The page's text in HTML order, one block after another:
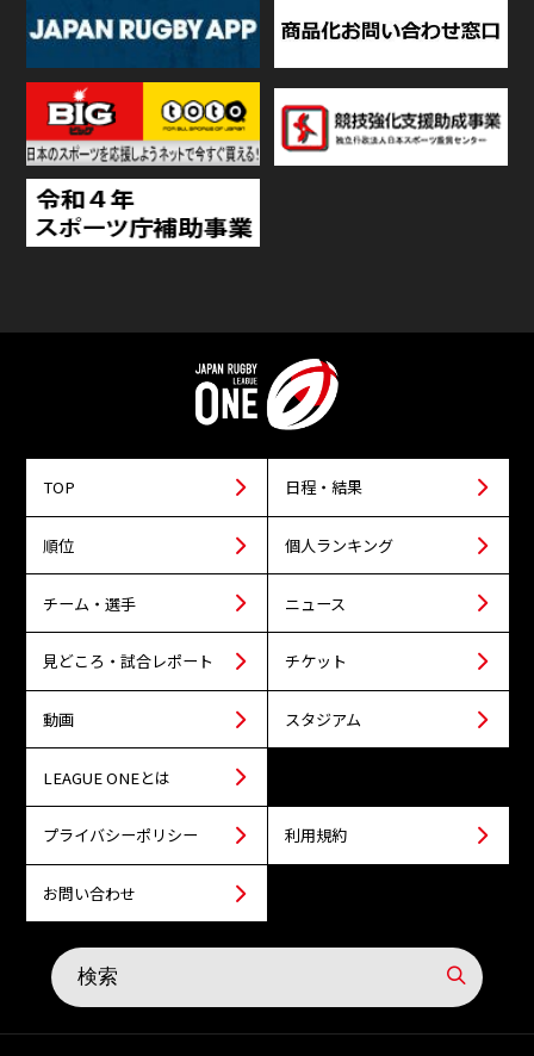
TOP 日程・結果
順位 個人ランキング
チーム・選手 ニュース
見どころ・試合レポート チケット
動画 スタジアム
LEAGUE ONEとは
プライバシーポリシー 利用規約
お問い合わせ